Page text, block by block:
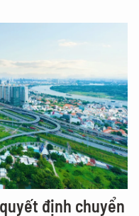
định chuyển